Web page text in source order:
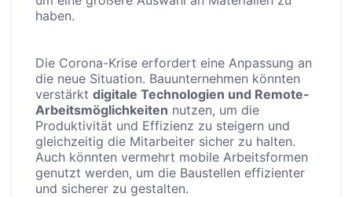
haben.
Die Corona-Krise erfordert eine Anpassung an
die neue Situation. Bauunternehmen könnten
verstärkt digitale Technologien und Remote-
Arbeitsmöglichkeiten nutzen, um die
Produktivität und Effizienz zu steigern und
gleichzeitig die Mitarbeiter sicher zu halten.
Auch könnten vermehrt mobile Arbeitsformen
genutzt werden, um die Baustellen effizienter
und sicherer zu gestalten.